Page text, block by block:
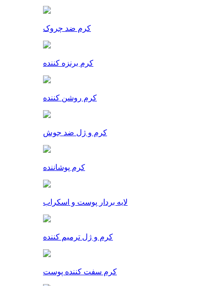
کرم ضد چروک
کرم برنزه کننده
کرم روشن کننده
کرم و ژل ضد جوش
کرم پوشاننده
لایه بردار پوست و اسکراب
کرم و ژل ترمیم کننده
کرم سفت کننده پوست